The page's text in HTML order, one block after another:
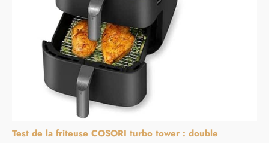
Test de la friteuse COSORI turbo tower : double